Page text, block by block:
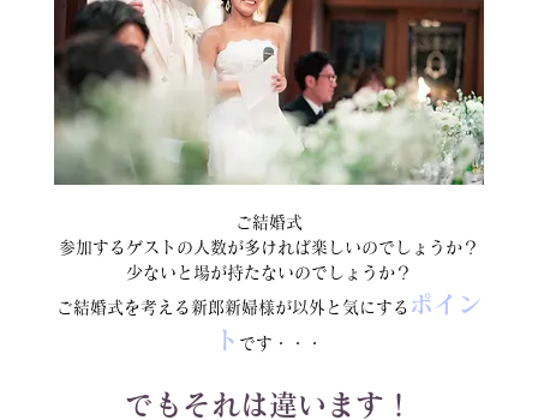
ご結婚式
参加するゲストの人数が多ければ楽しいのでしょうか？
少ないと場が持たないのでしょうか？
ご結婚式を考える新郎新婦様が以外と気にする ポイン
ト です・・・
でもそれは違います！